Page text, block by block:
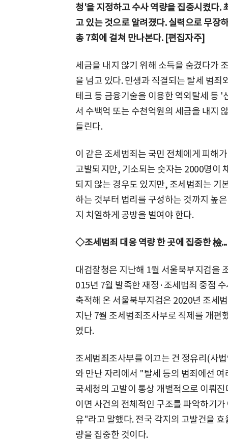
청'을 지정하고 수사 역량을 집중시켰다.
고 있는 것으로 알려졌다. 실력으로 무장
총 7회에 걸쳐 만나본다. [편집자주]
세금을 내지 않기 위해 소득을 숨겼다가
을 넘고 있다. 민생과 직결되는 탈세 범
테크 등 금융기술을 이용한 역외탈세 등
서 수백억 또는 수천억원의 세금을 내지
들린다.
이 같은 조세범죄는 국민 전체에게 피해
고발되지만, 기소되는 숫자는 2000명이
되지 않는 경우도 있지만, 조세범죄는 기
하는 것부터 법리를 구성하는 것까지 높
지 치열하게 공방을 벌여야 한다.
◇조세범죄 대응 역량 한 곳에 집중한 檢
대검찰청은 지난해 1월 서울북부지검을
015년 7월 발족한 재정·조세범죄 중점
축적해 온 서울북부지검은 2020년 조세
지난 7월 조세범죄조사부로 직제를 개편
였다.
조세범죄조사부를 이끄는 건 정유리(사
와 만난 자리에서 "탈세 등의 범죄에선
국세청의 고발이 통상 개별적으로 이뤄
이면 사건의 전체적인 구조를 파악하기
유"라고 말했다. 전국 각지의 고발건을
량을 집중한 것이다.